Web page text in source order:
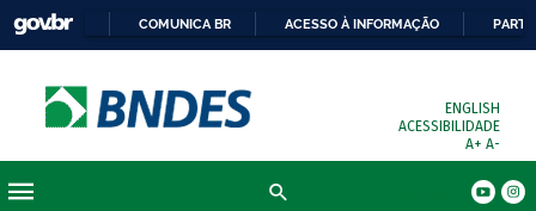
COMUNICA BR ACESSO À INFORMAÇÃO
ENGLISH
ACESSIBILIDADE
A+ A-